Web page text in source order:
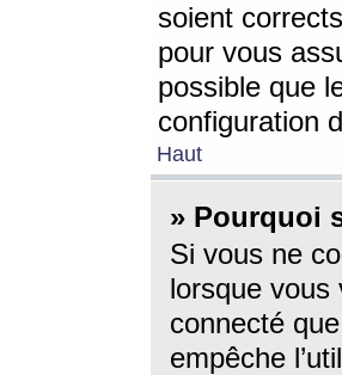
soient
pour vous
possible que
configuration
Haut
» Pourquoi
Si vous ne
lorsque vous
connecté
empêche